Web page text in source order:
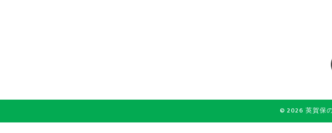
© 2026 英賀保